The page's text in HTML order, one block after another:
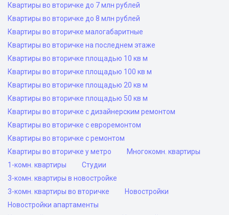
Квартиры во вторичке до 7 млн рублей
Квартиры во вторичке до 8 млн рублей
Квартиры во вторичке малогабаритные
Квартиры во вторичке на последнем этаже
Квартиры во вторичке площадью 10 кв м
Квартиры во вторичке площадью 100 кв м
Квартиры во вторичке площадью 20 кв м
Квартиры во вторичке площадью 50 кв м
Квартиры во вторичке с дизайнерским ремонтом
Квартиры во вторичке с евроремонтом
Квартиры во вторичке с ремонтом
Квартиры во вторичке у метро
Многокомн. квартиры
1-комн. квартиры
Студии
3-комн. квартиры в новостройке
3-комн. квартиры во вторичке
Новостройки
Новостройки апартаменты